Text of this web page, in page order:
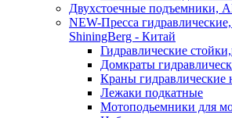
Двухстоечные подъемники,
NEW-Пресса
ShiningBerg - Китай
Гидравлические
Домкраты
Краны гидравлические
Лежаки подкатные
Мотоподьемники для